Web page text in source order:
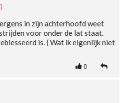
in zijn achterhoofd weet
voor onder de lat staat.
is. ( Wat ik eigenlijk niet
0